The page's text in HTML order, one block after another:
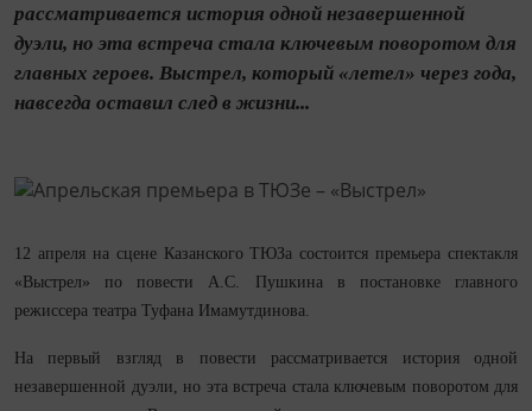
рассматривается история одной незавершенной
дуэли, но эта встреча стала ключевым поворотом для
главных героев. Выстрел, который «летел» через года,
навсегда оставил след в жизни...
12 апреля на сцене Казанского ТЮЗа состоится премьера спектакля
«Выстрел» по повести А.С. Пушкина в постановке главного
режиссера театра Туфана Имамутдинова.
На первый взгляд в повести рассматривается история одной
незавершенной дуэли, но эта встреча стала ключевым поворотом для